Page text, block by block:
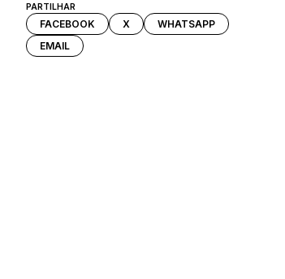
PARTILHAR
FACEBOOK X
WHATSAPP
EMAIL